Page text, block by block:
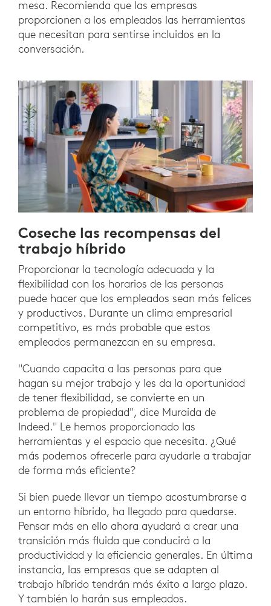
mesa. Recomienda que las empresas
proporcionen a los empleados las herramientas
que necesitan para sentirse incluidos en la
conversación.
Coseche las recompensas del
trabajo híbrido
Proporcionar la tecnología adecuada y la
flexibilidad con los horarios de las personas
puede hacer que los empleados sean más felices
y productivos. Durante un clima empresarial
competitivo, es más probable que estos
empleados permanezcan en su empresa.
"Cuando capacita a las personas para que
hagan su mejor trabajo y les da la oportunidad
de tener flexibilidad, se convierte en un
problema de propiedad", dice Muraida de
Indeed." Le hemos proporcionado las
herramientas y el espacio que necesita. ¿Qué
más podemos ofrecerle para ayudarle a trabajar
de forma más eficiente?
Si bien puede llevar un tiempo acostumbrarse a
un entorno híbrido, ha llegado para quedarse.
Pensar más en ello ahora ayudará a crear una
transición más fluida que conducirá a la
productividad y la eficiencia generales. En última
instancia, las empresas que se adapten al
trabajo híbrido tendrán más éxito a largo plazo.
Y también lo harán sus empleados.